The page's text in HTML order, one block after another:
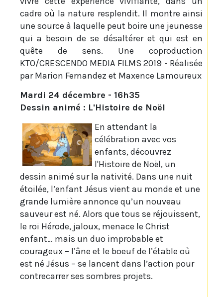
cadre où la nature resplendit. Il montre ainsi
une source à laquelle peut boire une jeunesse
qui a besoin de se désaltérer et qui est en
quête de sens. Une coproduction
KTO/CRESCENDO MEDIA FILMS 2019 - Réalisée
par Marion Fernandez et Maxence Lamoureux
Mardi 24 décembre - 16h35
Dessin animé : L'Histoire de Noël
En attendant la
célébration avec vos
enfants, découvrez
l'Histoire de Noël, un
dessin animé sur la nativité. Dans une nuit
étoilée, l’enfant Jésus vient au monde et une
grande lumière annonce qu’un nouveau
sauveur est né. Alors que tous se réjouissent,
le roi Hérode, jaloux, menace le Christ
enfant… mais un duo improbable et
courageux – l’âne et le boeuf de l’étable où
est né Jésus – se lancent dans l’action pour
contrecarrer ses sombres projets.